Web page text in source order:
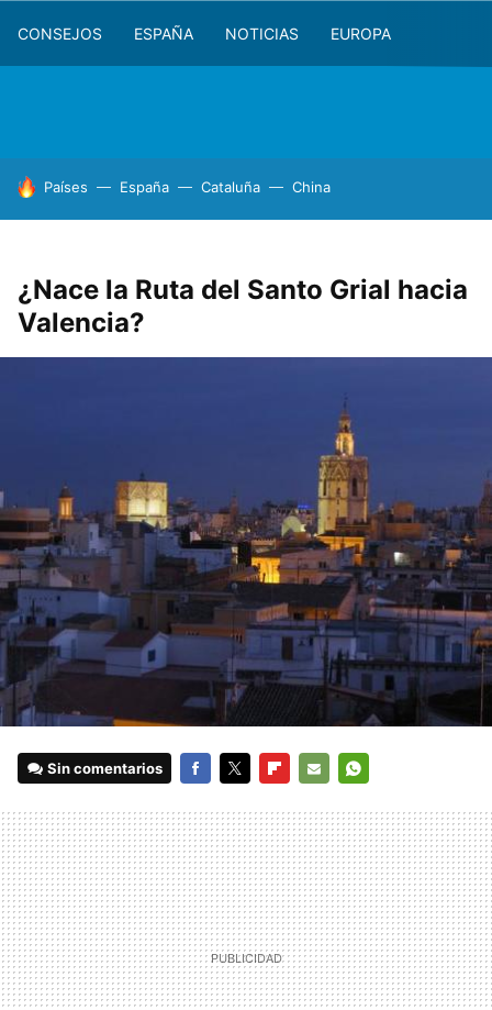
CONSEJOS ESPAÑA NOTICIAS EUROPA
HOY SE HABLA DE
Países España Cataluña China
¿Nace la Ruta del Santo Grial hacia
Valencia?
Sin comentarios
MAIL